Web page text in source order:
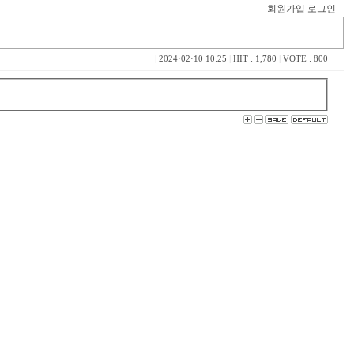
회원가입 로그인
2024·02·10 10:25 HIT : 1,780 VOTE : 800